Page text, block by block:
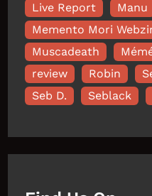
Live Report
Manu
Memento Mori
Muscadeath
review
Robin
Seb D.
Seblack